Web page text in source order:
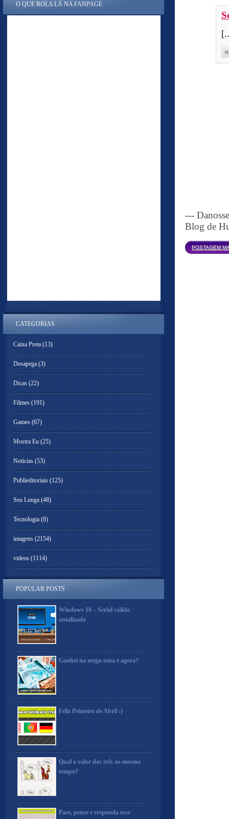
---
Blog de
POSTAGEM
O QUE ROLA LÁ NA FANPAGE
CATEGORIAS
Caixa Preta (13)
Desapega (3)
Dicas (22)
Filmes (191)
Games (67)
Mostra Eu (25)
Noticias (53)
Publieditoriais (125)
Seu Lunga (48)
Tecnologia (8)
imagens (2154)
videos (1114)
POPULAR POSTS
Windows 10 – Serial válido
atualizado
Ganhei na mega-sena e agora?
Feliz Primeiro de Abril :)
Qual o valor dos três ao mesmo
tempo?
Pare, pense e responda esse